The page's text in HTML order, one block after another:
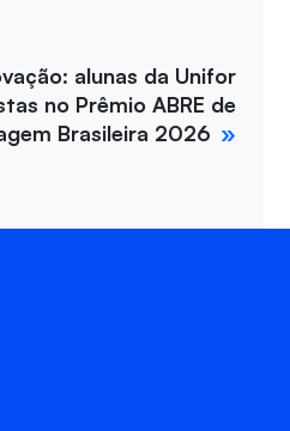
alunas da Unifor
no Prêmio ABRE de
Brasileira 2026